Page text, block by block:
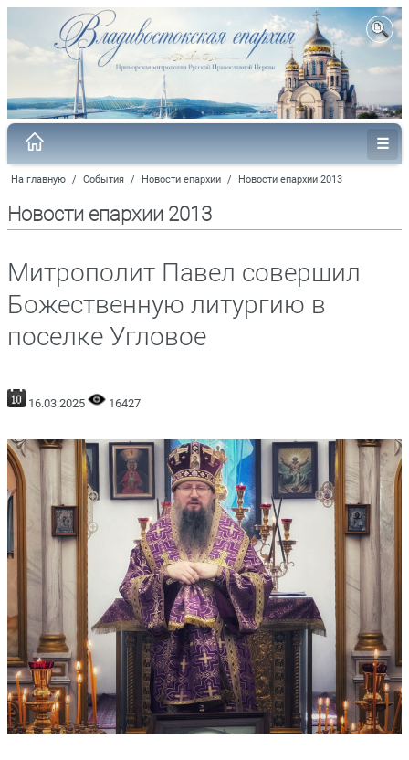
На главную / События / Новости епархии / Новости епархии 2013
Новости епархии 2013
Митрополит Павел совершил
Божественную литургию в
поселке Угловое
16.03.2025 16427